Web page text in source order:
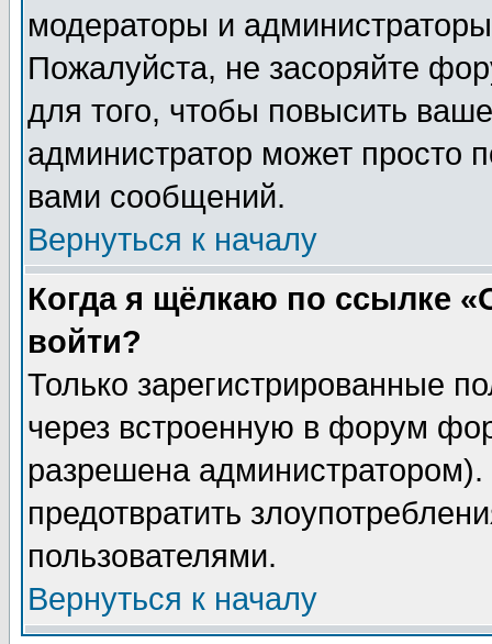
модераторы и
Пожалуйста, не засоряйте
для того, чтобы повысить
администратор может просто
вами сообщений.
Вернуться к началу
Когда я щёлкаю по ссылке
войти?
Только зарегистрированные
через встроенную в форум
разрешена
предотвратить
пользователями.
Вернуться к началу